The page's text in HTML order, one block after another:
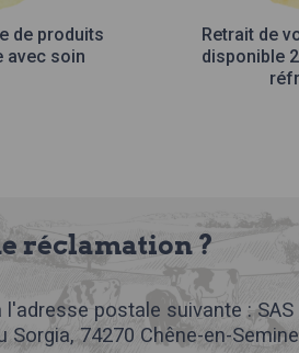
de produits
avec soin
Retrait de
disponible
réclamation ?
postale suivante : SAS
Sorgia, 74270 Chêne-en-Semine